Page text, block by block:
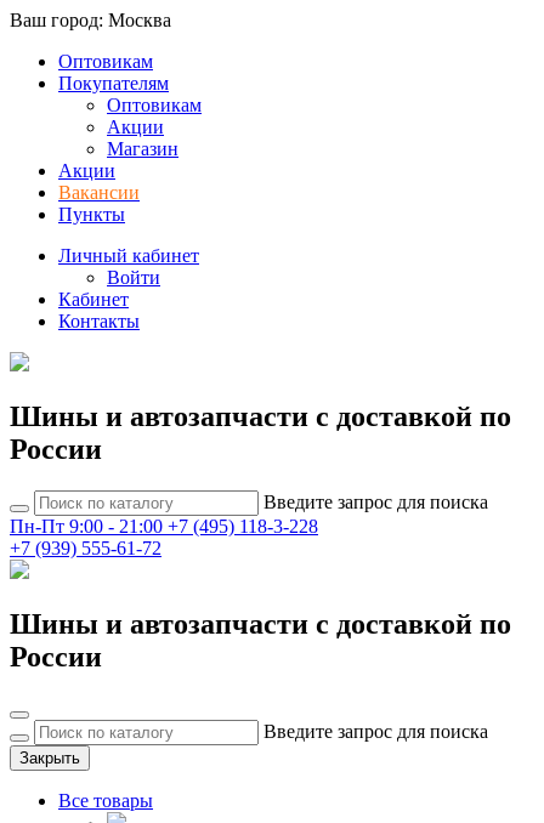
Ваш город: Москва
Оптовикам
Покупателям
Оптовикам
Акции
Магазин
Акции
Вакансии
Пункты
Личный кабинет
Войти
Кабинет
Контакты
Шины и автозапчасти с доставкой по
России
Введите запрос для поиска
Пн-Пт 9:00 - 21:00 +7 (495) 118-3-228
+7 (939) 555-61-72
Шины и автозапчасти с доставкой по
России
Введите запрос для поиска
Закрыть
Все товары